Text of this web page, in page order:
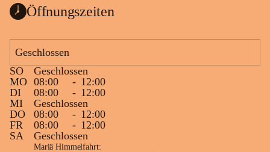
Öffnungszeiten
Geschlossen
SO
Geschlossen
MO 08:00 - 12:00
DI
08:00 - 12:00
MI
Geschlossen
DO
08:00 - 12:00
FR
08:00 - 12:00
SA
Geschlossen
Mariä Himmelfahrt: